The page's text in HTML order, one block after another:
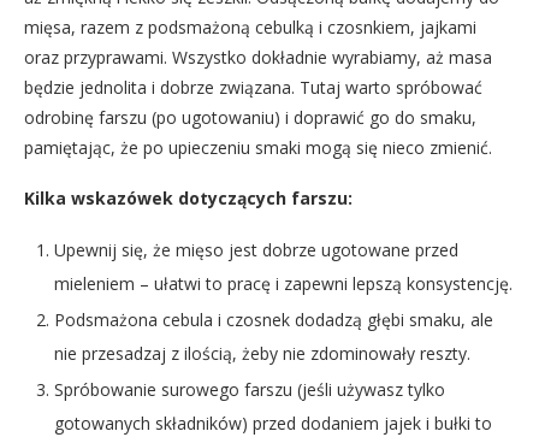
mięsa, razem z podsmażoną cebulką i czosnkiem, jajkami
oraz przyprawami. Wszystko dokładnie wyrabiamy, aż masa
będzie jednolita i dobrze związana. Tutaj warto spróbować
odrobinę farszu (po ugotowaniu) i doprawić go do smaku,
pamiętając, że po upieczeniu smaki mogą się nieco zmienić.
Kilka wskazówek dotyczących farszu:
Upewnij się, że mięso jest dobrze ugotowane przed
mieleniem – ułatwi to pracę i zapewni lepszą konsystencję.
Podsmażona cebula i czosnek dodadzą głębi smaku, ale
nie przesadzaj z ilością, żeby nie zdominowały reszty.
Spróbowanie surowego farszu (jeśli używasz tylko
gotowanych składników) przed dodaniem jajek i bułki to